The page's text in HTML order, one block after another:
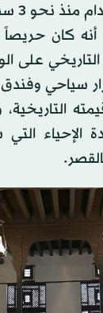
أنه كان
على
سياحي
الإحياء